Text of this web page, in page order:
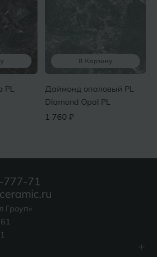
PL
В Корзину
Даймонд опаловый PL
Diamond Opal PL
1 760 ₽
777-71
Гроуп»